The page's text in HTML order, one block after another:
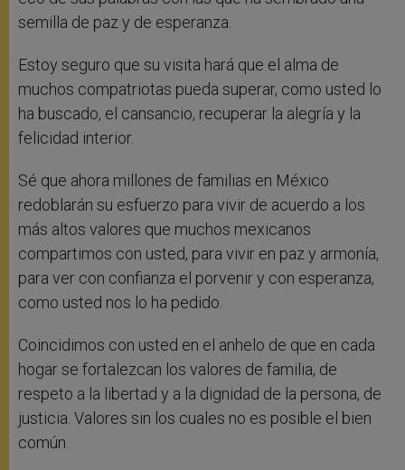
semilla de paz y de esperanza.
Estoy seguro que su visita hará que el alma de
muchos compatriotas pueda superar, como usted lo
ha buscado, el cansancio, recuperar la alegría y la
felicidad interior.
Sé que ahora millones de familias en México
redoblarán su esfuerzo para vivir de acuerdo a los
más altos valores que muchos mexicanos
compartimos con usted, para vivir en paz y armonía,
para ver con confianza el porvenir y con esperanza,
como usted nos lo ha pedido.
Coincidimos con usted en el anhelo de que en cada
hogar se fortalezcan los valores de familia, de
respeto a la libertad y a la dignidad de la persona, de
justicia. Valores sin los cuales no es posible el bien
común.